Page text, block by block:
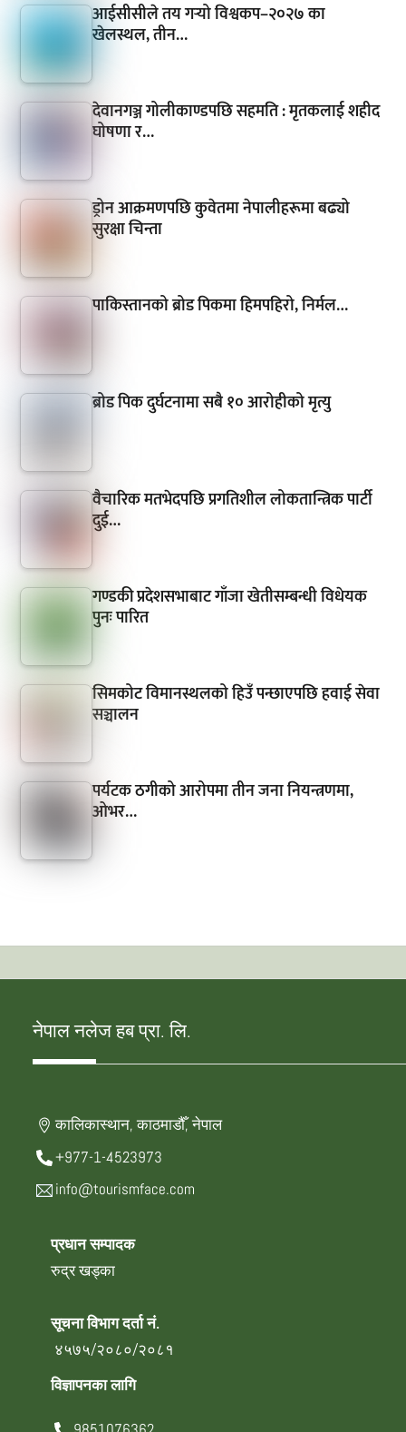
आईसीसीले तय गर्‍यो विश्वकप–२०२७ का
खेलस्थल, तीन…
देवानगञ्ज गोलीकाण्डपछि सहमति : मृतकलाई शहीद
घोषणा र…
ड्रोन आक्रमणपछि कुवेतमा नेपालीहरूमा बढ्यो
सुरक्षा चिन्ता
पाकिस्तानको ब्रोड पिकमा हिमपहिरो, निर्मल…
ब्रोड पिक दुर्घटनामा सबै १० आरोहीको मृत्यु
वैचारिक मतभेदपछि प्रगतिशील लोकतान्त्रिक पार्टी
दुई…
गण्डकी प्रदेशसभाबाट गाँजा खेतीसम्बन्धी विधेयक
पुनः पारित
सिमकोट विमानस्थलको हिउँ पन्छाएपछि हवाई सेवा
सञ्चालन
पर्यटक ठगीको आरोपमा तीन जना नियन्त्रणमा,
ओभर…
नेपाल नलेज हब प्रा. लि.
कालिकास्थान, काठमाडौँ, नेपाल
+977-1-4523973
info@tourismface.com
प्रधान सम्पादक
रुद्र खड्का
सूचना विभाग दर्ता नं.
४५७५/२०८०/२०८१
विज्ञापनका लागि